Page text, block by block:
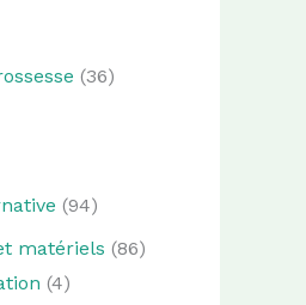
(36)
(94)
matériels (86)
(4)